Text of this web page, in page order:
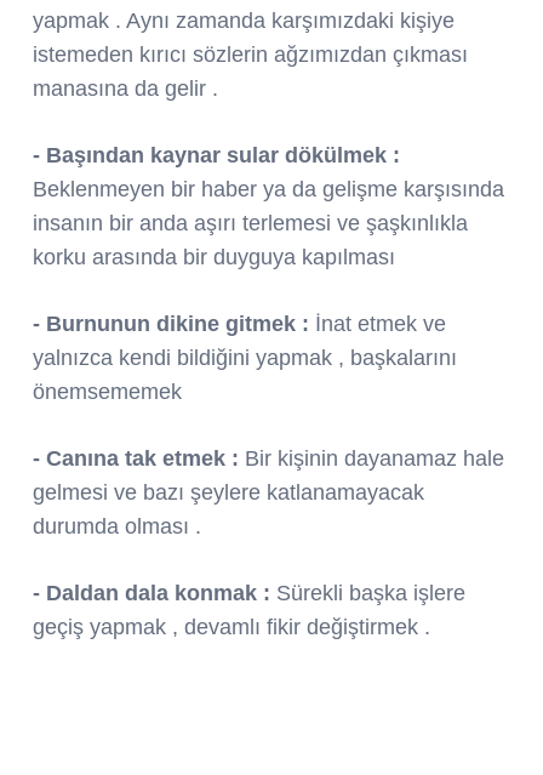
yapmak . Aynı zamanda karşımızdaki kişiye
istemeden kırıcı sözlerin ağzımızdan çıkması
manasına da gelir .
- Başından kaynar sular dökülmek :
Beklenmeyen bir haber ya da gelişme karşısında
insanın bir anda aşırı terlemesi ve şaşkınlıkla
korku arasında bir duyguya kapılması
- Burnunun dikine gitmek : İnat etmek ve
yalnızca kendi bildiğini yapmak , başkalarını
önemsememek
- Canına tak etmek : Bir kişinin dayanamaz hale
gelmesi ve bazı şeylere katlanamayacak
durumda olması .
- Daldan dala konmak : Sürekli başka işlere
geçiş yapmak , devamlı fikir değiştirmek .